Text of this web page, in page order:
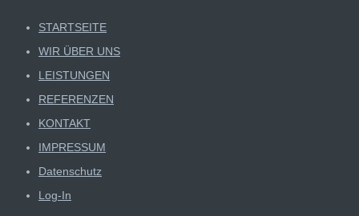
STARTSEITE
WIR ÜBER UNS
LEISTUNGEN
REFERENZEN
KONTAKT
IMPRESSUM
Datenschutz
Log-In